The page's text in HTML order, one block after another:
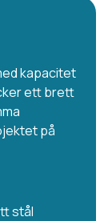
kapacitet
ett brett
på
stål